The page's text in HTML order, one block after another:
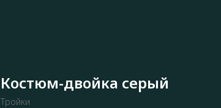
Костюм-двойка серый
Тройки